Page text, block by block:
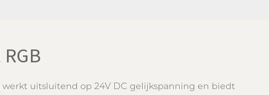
werkt uitsluitend op 24V DC gelijkspanning en biedt